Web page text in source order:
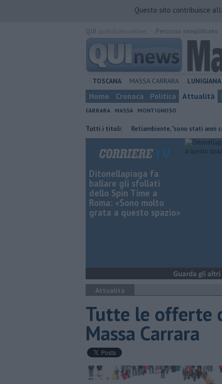
Questo sito contribuisce
TOSCANA MASSA CARRARA LUNIGIANA
Home Cronaca Politica Attualità
CARRARA MASSA MONTIGNOSO
Tutti i titoli:
Il saluto del presidente di Retiambiente, "sono stati anni
Ditonellapiaga fa
ballare gli sfollati
dello Spin Time a
Roma: «Sono molto
grata a questo spazio»
Attualità
​Tutte le offerte
Massa Carrara